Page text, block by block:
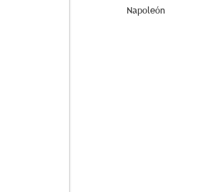
Napoleón